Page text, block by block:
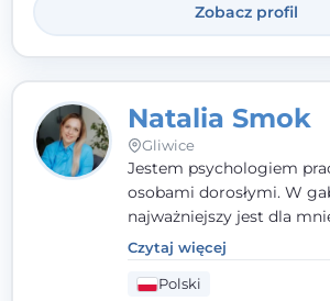
Zobacz profil
Natalia Smok
Gliwice
Jestem psychologiem
osobami dorosłymi. W
najważniejszy jest dla
- wierzę, że empatia,
zaangażowanie tworzą
przestrzeń, będącą
Czytaj więcej
Polski